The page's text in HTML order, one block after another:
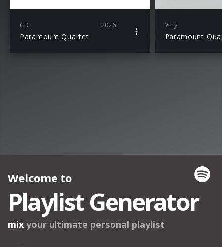
CD 2026
Paramount Quartet
Vinyl
Paramount